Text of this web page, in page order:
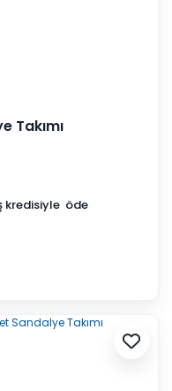
Takımı
kredisiyle öde